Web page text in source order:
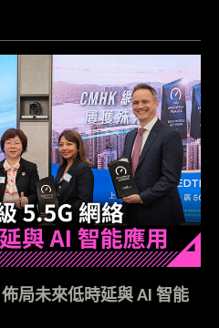
局未來低時延與 AI 智能